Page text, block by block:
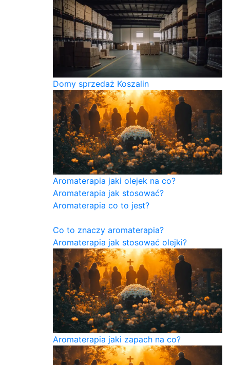
Domy sprzedaż Koszalin
Aromaterapia jaki olejek na co?
Aromaterapia jak stosować?
Aromaterapia co to jest?
Co to znaczy aromaterapia?
Aromaterapia jak stosować olejki?
Aromaterapia jaki zapach na co?